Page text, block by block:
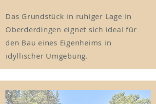
Das Grundstück in ruhiger Lage in
Oberderdingen eignet sich ideal für
den Bau eines Eigenheims in
idyllischer Umgebung.